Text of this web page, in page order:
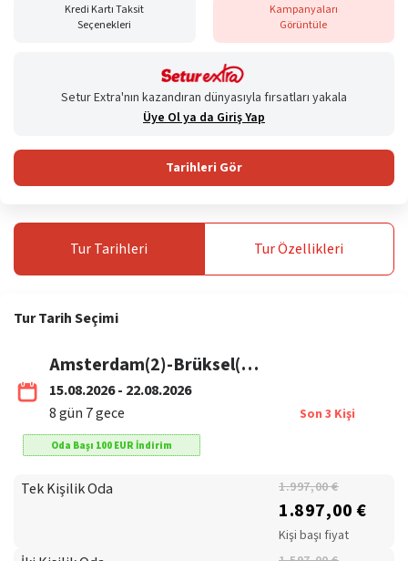
Kredi Kartı Taksit
Seçenekleri
Kampanyaları
Görüntüle
Setur Extra'nın kazandıran dünyasıyla fırsatları yakala
Üye Ol ya da Giriş Yap
Tarihleri Gör
TurTarihleri TurÖzellikleri
TurTarih Seçimi
Amsterdam(2)-Brüksel(1)-Paris(3)-Lüksemburg(1) / THY
15.08.2026 - 22.08.2026
8gün 7gece Son 3 Kişi
Oda Başı 100 EUR İndirim
Tek Kişilik Oda 1.997,00 €
1.897,00 €
Kişi başı fiyat